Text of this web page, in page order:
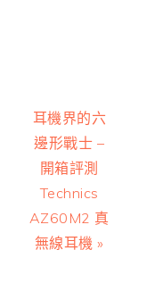
Next
Post:
耳機界的六
邊形戰士 –
開箱評測
Technics
AZ60M2 真
無線耳機 »